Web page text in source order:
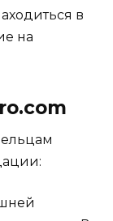
в
на